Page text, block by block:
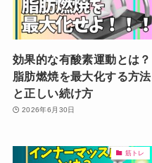
効果的な有酸素運動とは？
脂肪燃焼を最大化する方法
と正しい続け方
2026年6月30日
筋トレ